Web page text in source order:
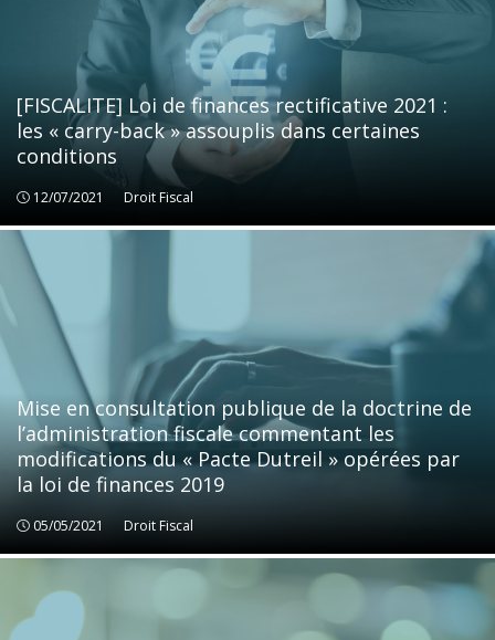
[FISCALITE] Loi de finances rectificative 2021 :
les « carry-back » assouplis dans certaines
conditions
12/07/2021 Droit Fiscal
Droit Fiscal
Mise en consultation publique de la doctrine de
l’administration fiscale commentant les
modifications du « Pacte Dutreil » opérées par
la loi de finances 2019
05/05/2021 Droit Fiscal
Droit Fiscal